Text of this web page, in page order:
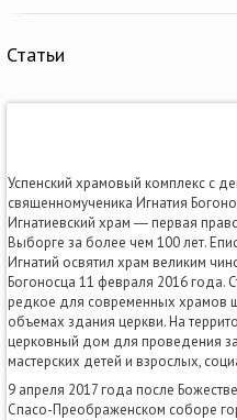
Статьи
Успенский храмовый комплекс с
священномученика Игнатия
Игнатиевский храм ― первая
Выборге за более чем 100 лет.
Игнатий освятил храм великим
Богоносца 11 февраля 2016 года.
редкое для современных храмов
объемах здания церкви. На
церковный дом для проведения
мастерских детей и взрослых,
9 апреля 2017 года после
Спасо-Преображенском соборе